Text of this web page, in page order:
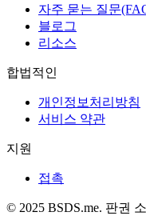
자주 묻는 질문
블로그
리소스
합법적인
개인정보처리방침
서비스 약관
지원
접촉
© 2025 BSDS.me. 판권